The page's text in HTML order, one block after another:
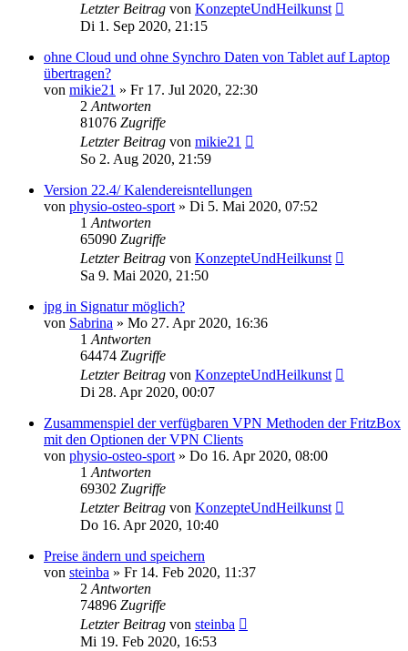
Letzter Beitrag von KonzepteUndHeilkunst
Di 1. Sep 2020, 21:15
ohne Cloud und ohne Synchro Daten von Tablet auf Laptop
übertragen?
von mikie21 » Fr 17. Jul 2020, 22:30
2 Antworten
81076 Zugriffe
Letzter Beitrag von mikie21
So 2. Aug 2020, 21:59
Version 22.4/ Kalendereisntellungen
von physio-osteo-sport » Di 5. Mai 2020, 07:52
1 Antworten
65090 Zugriffe
Letzter Beitrag von KonzepteUndHeilkunst
Sa 9. Mai 2020, 21:50
jpg in Signatur möglich?
von Sabrina » Mo 27. Apr 2020, 16:36
1 Antworten
64474 Zugriffe
Letzter Beitrag von KonzepteUndHeilkunst
Di 28. Apr 2020, 00:07
Zusammenspiel der verfügbaren VPN Methoden der FritzBox
mit den Optionen der VPN Clients
von physio-osteo-sport » Do 16. Apr 2020, 08:00
1 Antworten
69302 Zugriffe
Letzter Beitrag von KonzepteUndHeilkunst
Do 16. Apr 2020, 10:40
Preise ändern und speichern
von steinba » Fr 14. Feb 2020, 11:37
2 Antworten
74896 Zugriffe
Letzter Beitrag von steinba
Mi 19. Feb 2020, 16:53